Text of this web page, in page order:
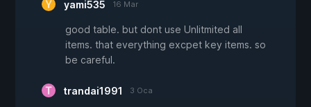
yami535 16 Mar
good table. but dont use Unlitmited all
items. that everything excpet key items. so
be careful.
trandai1991 3 Oca